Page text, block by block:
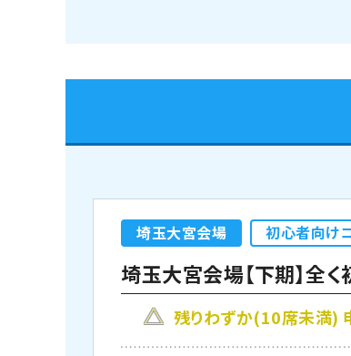
埼玉大宮会場 初心者向け
埼玉大宮会場【下期】全
残りわずか(10席未満)